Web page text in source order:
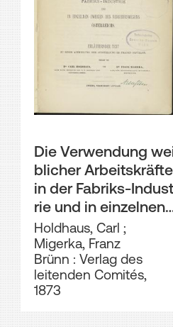
Die Verwendung
blicher Arbeitskräfte
in der Fabriks-Indust
rie und in einzelnen
Zweigen des Verkeh
rswesens Österreich
s : Weltausstellung 1
873 in Wien ; erläute
rnder Text zu einer A
btheilung der Ausste
Holdhaus, Carl ;
Migerka, Franz
Brünn : Verlag des
leitenden Comités,
1873